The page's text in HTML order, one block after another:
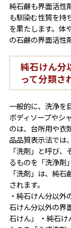
純石鹸も界面活性
も馴染む性質を持
を果たします。体
の石鹸の界面活性
純石けん分
って分類さ
一般的に、洗浄を
ボディソープやシ
のは、台所用や衣
品品質表示法では
「洗剤」と呼び
るものを「洗浄剤
「洗剤」は、純
されます。
・純石けん分以
石けん分以外の界
石けん」 ・純石